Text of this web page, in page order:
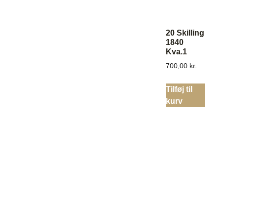
20 Skilling
1840
Kva.1
700,00 kr.
Tilføj til
kurv